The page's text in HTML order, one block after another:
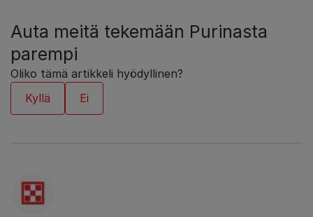
Auta meitä tekemään Purinasta
parempi
Oliko tämä artikkeli hyödyllinen?